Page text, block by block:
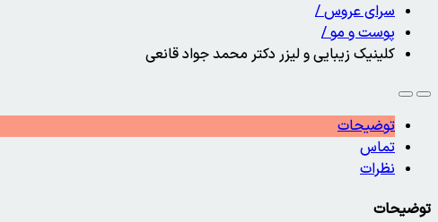
سرای عروس/
پوست و مو/
کلینیک زیبایی و لیزر دکتر محمد جواد قانعی
توضیحات
تماس
نظرات
توضیحات